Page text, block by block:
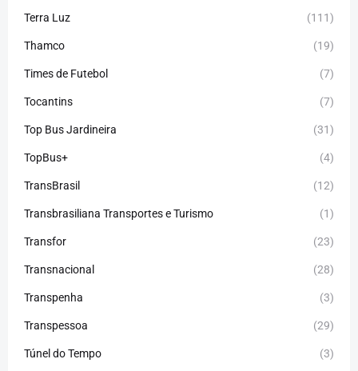
Terra Luz (111)
Thamco (19)
Times de Futebol (7)
Tocantins (7)
Top Bus Jardineira (31)
TopBus+ (4)
TransBrasil (12)
Transbrasiliana Transportes e Turismo (1)
Transfor (23)
Transnacional (28)
Transpenha (3)
Transpessoa (29)
Túnel do Tempo (3)